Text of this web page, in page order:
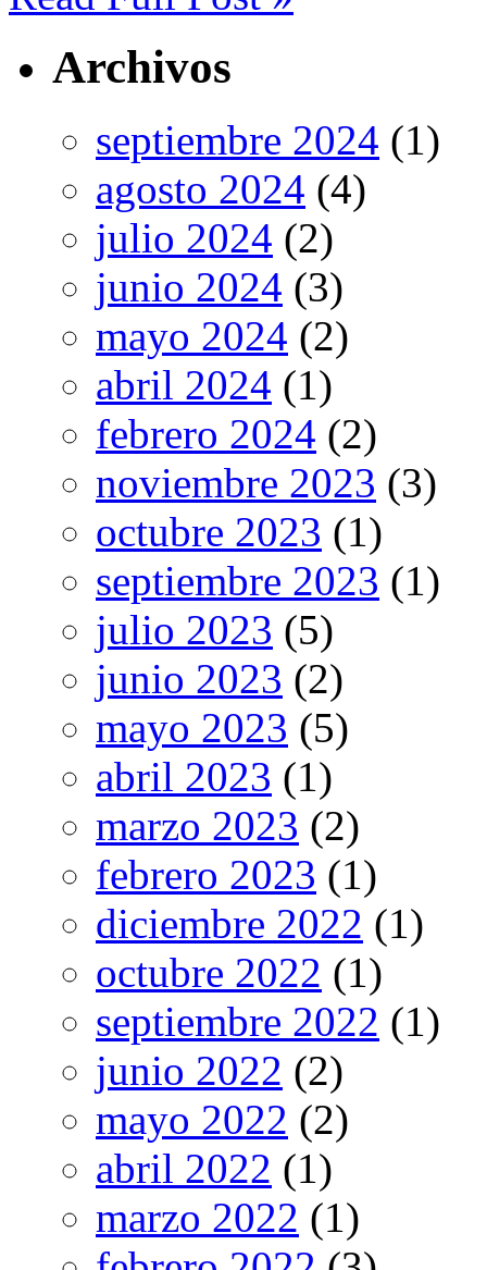
Archivos
septiembre 2024 (1)
agosto 2024 (4)
julio 2024 (2)
junio 2024 (3)
mayo 2024 (2)
abril 2024 (1)
febrero 2024 (2)
noviembre 2023 (3)
octubre 2023 (1)
septiembre 2023 (1)
julio 2023 (5)
junio 2023 (2)
mayo 2023 (5)
abril 2023 (1)
marzo 2023 (2)
febrero 2023 (1)
diciembre 2022 (1)
octubre 2022 (1)
septiembre 2022 (1)
junio 2022 (2)
mayo 2022 (2)
abril 2022 (1)
marzo 2022 (1)